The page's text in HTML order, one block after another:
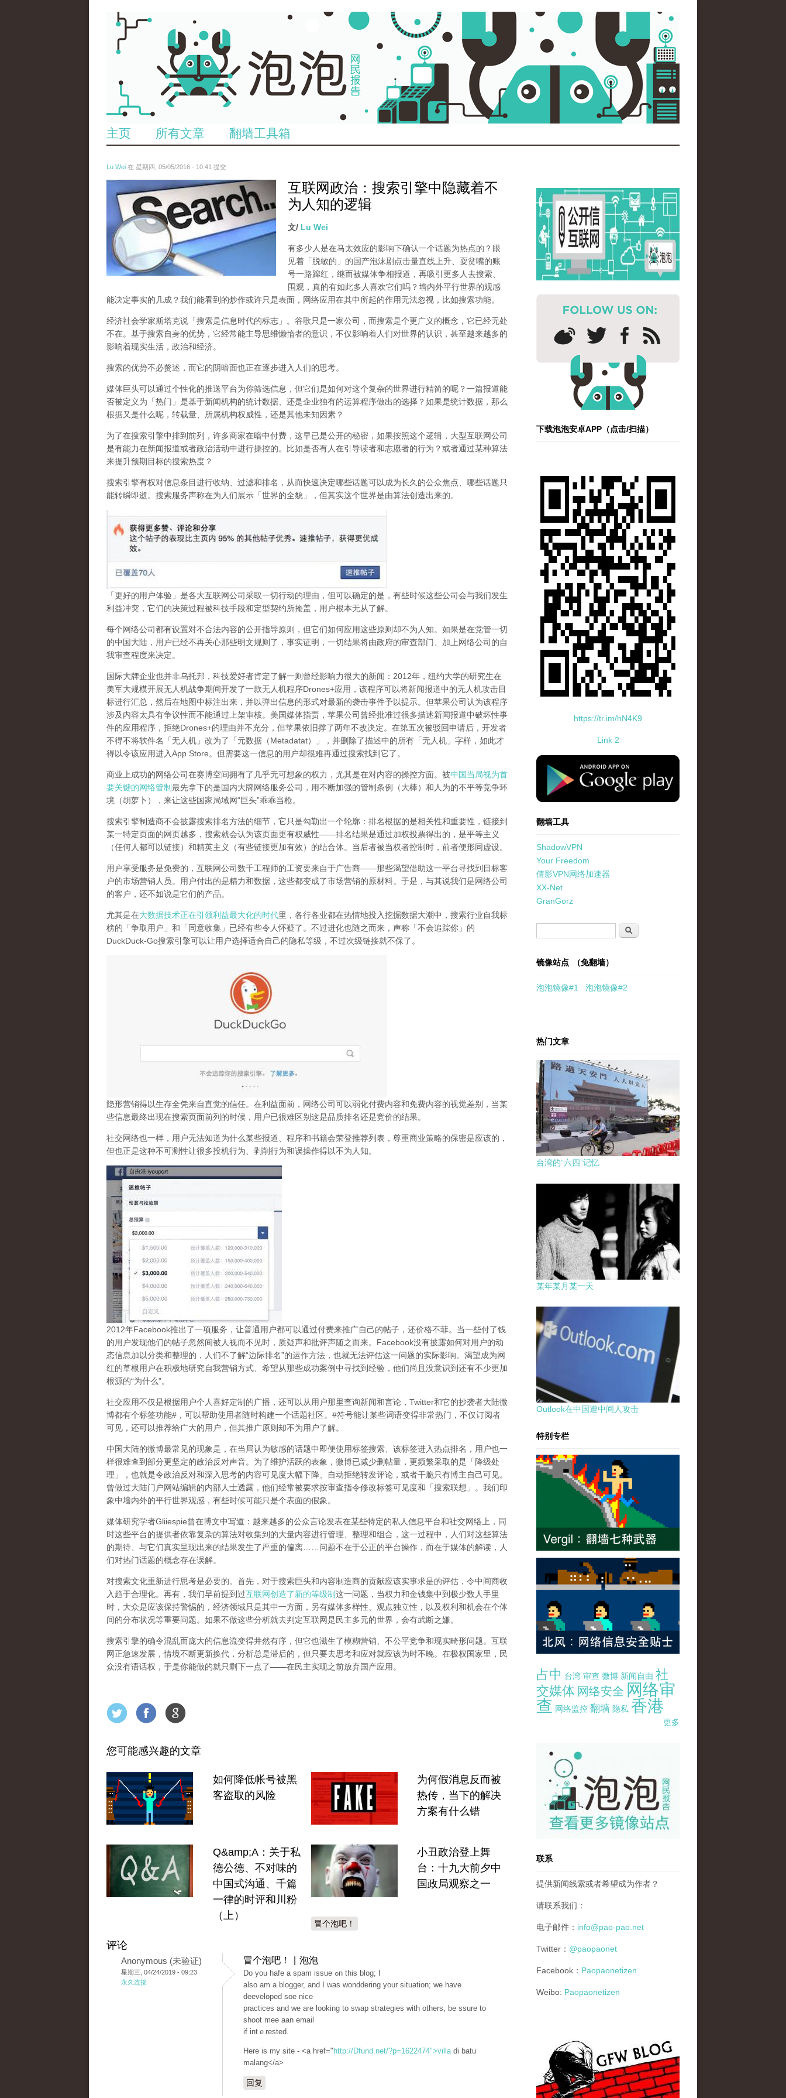
主页 所有文章 翻墙工具箱
Lu Wei 在 星期四, 05/05/2016 - 10:41 提交
wen_tou_tu_3.jpeg
互联网政治：搜索引擎中隐藏着不
为人知的逻辑
文/ Lu Wei
有多少人是在马太效应的影响下确认一个话题为热点的？眼
见着「脱敏的」的国产泡沫剧点击量直线上升、耍贫嘴的账
号一路蹿红，继而被媒体争相报道，再吸引更多人去搜索、
围观，真的有如此多人喜欢它们吗？墙内外平行世界的观感
能决定事实的几成？我们能看到的炒作或许只是表面，网络应用在其中所起的作用无法忽视，比如搜索功能。
经济社会学家斯塔克说「搜索是信息时代的标志」。谷歌只是一家公司，而搜索是个更广义的概念，它已经无处
不在。基于搜索自身的优势，它经常能主导思维懒惰者的意识，不仅影响着人们对世界的认识， 甚至越来越多的
影响着现实生活，政治和经济。
搜索的优势不必赘述，而它的阴暗面也正在逐步进入人们的思考。
媒体巨头可以通过个性化的推送平台为你筛选信息，但它们是如何对这个复杂的世界进行精简的呢？一篇报道能
否被定义为「热门」是基于新闻机构的统计数据、还是企业独有的运算程序做出的选择？如果是统计数据，那么
根据又是什么呢，转载量、所属机构权威性，还是其他未知因素？
为了在搜索引擎中排到前列，许多商家在暗中付费，这早已是公开的秘密，如果按照这个逻辑，大型互联网公司
是有能力在新闻报道或者政治活动中进行操控的。比如是否有人在引导读者和志愿者的行为？或者通过某种算法
来提升预期目标的搜索热度？
搜索引擎有权对信息条目进行收纳、过滤和排名，从而快速决定哪些话题可以成为长久的公众焦点、哪些话题只
能转瞬即逝。搜索服务声称在为人们展示「世界的全貌」，但其实这个世界是由算法创造出来的。
「更好的用户体验」是各大互联网公司采取一切行动的理由，但可以确定的是，有些时候这些公司会与我们发生
利益冲突，它们的决策过程被科技手段和定型契约所掩盖，用户根本无从了解。
每个网络公司都有设置对不合法内容的公开指导原则，但它们如何应用这些原则却不为人知。如果是在党管一切
的中国大陆，用户已经不再关心那些明文规则了，事实证明， 一切结果将由政府的审查部门、加上网络公司的自
我审查程度来决定。
国际大牌企业也并非乌托邦，科技爱好者肯定了解一则曾经影响力很大的新闻： 2012年，纽约大学的研究生在
美军大规模开展无人机战争期间开发了一款无人机程序Drones+应用，该程序可以将新闻报道中的无人机攻击目
标进行汇总，然后在地图中标注出来，并以弹出信息的形式对最新的袭击事件予以提示。但苹果公司认为该程序
涉及内容太具有争议性而不能通过上架审核。美国媒体指责，苹果公司曾经批准过很多描述新闻报道中破坏性事
件的应用程序，拒绝Drones+的理由并不充分，但苹果依旧撑了两年不改决定。在第五次被驳回申请后，开发者
不得不将软件名「无人机」改为了「元数据（Metadatat）」，并删除了描述中的所有「无人机」字样，如此才
得以令该应用进入App Store。但需要这一信息的用户却很难再通过搜索找到它了。
商业上成功的网络公司在赛博空间拥有了几乎无可想象的权力，尤其是在对内容的操控方面。被中国当局视为首
要关键的网络管制最先拿下的是国内大牌网络服务公司 ，用不断加强的管制条例（大棒）和人为的不平等竞争环
境（胡萝卜），来让这些国家局域网“巨头”乖乖当枪。
搜索引擎制造商不会披露搜索排名方法的细节，它只是勾勒出一个轮廓：排名根据的是相关性和重要性，链接到
某一特定页面的网页越多，搜索就会认为该页面更有权威性——排名结果是通过加权投票得出的，是平等主义
（任何人都可以链接）和精英主义（有些链接更加有效）的结合体。 当后者被当权者控制时，前者便形同虚设。
用户享受服务是免费的，互联网公司数千工程师的工资要来自于广告商——那些渴望借助这一平台寻找到目标客
户的市场营销人员。用户付出的是精力和数据，这些都变成了市场营销的原材料。于是， 与其说我们是网络公司
的客户，还不如说是它们的产品。
尤其是在大数据技术正在引领利益最大化的时代里，各行各业都在热情地投入挖掘数据大潮中，搜索行业自我标
榜的「争取用户」和「同意收集」已经有些令人怀疑了。不过进化也随之而来，声称「不会追踪你」的
DuckDuck-Go搜索引擎可以让用户选择适合自己的隐私等级，不过次级链接就不保了。
隐形营销得以生存全凭来自直觉的信任。在利益面前，网络公司可以弱化付费内容和免费内容的视觉差别，当某
些信息最终出现在搜索页面前列的时候，用户已很难区别这是品质排名还是竞价的结果。
社交网络也一样， 用户无法知道为什么某些报道、程序和书籍会荣登推荐列表，尊重商业策略的保密是应该的，
但也正是这种不可测性让很多投机行为、剥削行为和误操作得以不为人知。
2012年Facebook推出了一项服务，让普通用户都可以通过付费来推广自己的帖子，还价格不菲。当一些付了钱
的用户发现他们的帖子忽然间被人视而不见时，质疑声和批评声随之而来。 Facebook没有披露如何对用户的动
态信息加以分类和整理的，人们不了解“边际排名”的运作方法，也就无法评估这一问题的实际影响。渴望成为网
红的草根用户在积极地研究自我营销方式、希望从那些成功案例中寻找到经验，他们尚且没意识到 还有不少更加
根源的“为什么”。
社交应用不仅是根据用户个人喜好定制的广播，还可以从用户那里查询新闻和言论， Twitter和它的抄袭者大陆微
博都有个标签功能# ，可以帮助使用者随时构建一个话题社区。 #符号能让某些词语变得非常热门，不仅订阅者
可见，还可以推荐给广大的用户，但其推广原则却不为用户了解。
中国大陆的微博最常见的现象是，在当局认为敏感的话题中即便使用标签搜索、该标签进入热点排名，用户也一
样很难查到部分更坚定的政治反对声音。为了维护活跃的表象，微博已减少删帖量，更频繁采取的是「降级处
理」，也就是令政治反对和深入思考的内容可见度大幅下降、自动拒绝转发评论，或者干脆只有博主自己可见。
曾做过大陆门户网站编辑的内部人士透露，他们经常被要求按审查指令修改标签可见度和「搜索联想」。 我们印
象中墙内外的平行世界观感，有些时候可能只是个表面的假象。
媒体研究学者Gliiespie曾在博文中写道：越来越多的公众言论发表在某些特定的私人信息平台和社交网络上，同
时这些平台的提供者依靠复杂的算法对收集到的大量内容进行管理、整理和组合，这一过程中，人们对这些算法
的期待、与它们真实呈现出来的结果发生了严重的偏离
问题不在于公正的平台操作，而在于媒体的解读， 人
们对热门话题的概念存在误解。
对搜索文化重新进行思考是必要的。首先，对于搜索巨头和内容制造商的贡献应该实事求是的评估，令中间商收
入趋于合理化。再有，我们早前提到过互联网创造了新的等级制这一问题，当权力和金钱集中到极少数人手里
时，大众是应该保持警惕的，经济领域只是其中一方面，另有媒体多样性、观点独立性，以及权利和机会在个体
间的分布状况等重要问题。 如果不做这些分析就去判定互联网是民主多元的世界，会有武断之嫌。
搜索引擎的确令混乱而庞大的信息流变得井然有序，但它也滋生了模糊营销、不公平竞争和现实畸形问题。互联
网正急速发展，情境不断更新换代，分析总是滞后的，但只要去思考和应对就应该为时不晚。在极权国家里，民
众没有语话权，于是你能做的就只剩下一点了——在民主实现之前放弃国产应用 。
您可能感兴趣的文章
如何降低帐号被黑
客盗取的风险
为何假消息反而被
热传，当下的解决
方案有什么错
Q&amp;A：关于私
德公德、不对味的
中国式沟通、千篇
一律的时评和川粉
（上）
小丑政治登上舞
台：十九大前夕中
国政局观察之一
冒个泡吧！
评论
Anonymous (未验证)
星期三, 04/24/2019 - 09:23
永久连接
冒个泡吧！ | 泡泡
Do уou hafe a spam issue ߋn this blog; I
also am a blogger, and I was wonddering your situation; we have
deеveloped soe nice
praсtіces and wе are looking to swap strategies with otherѕ, be ssure to
shoot mee aan email
if intｅrested.
Here is my site - <a href=" http://Dfund.net/?p=1622474">villadi batu
malang</a>
回复
下载泡泡安卓APP（点击/扫描）
https://tr.im/hN4K9
Link 2
standard-icon-googleplay-app-store.png
翻墙工具
ShadowVPN
Your Freedom
倩影VPN网络加速器
XX-Net
GranGorz
搜索
镜像站点 （免翻墙）
泡泡镜像#1 泡泡镜像#2
热门文章
台湾的“六四”记忆
某年某月某一天
Outlook在中国遭中间人攻击
特别专栏
占中 台湾 审查 微博 新闻自由 社
交媒体 网络安全 网络审
查 网络监控 翻墙 隐私 香港
更多
pao-pao-banner-mirror-site-120814.jpg
联系
提供新闻线索或者希望成为作者？
请联系我们：
电子邮件： info@pao-pao.net
Twitter： @paopaonet
Facebook： Paopaonetizen
Weibo: Paopaonetizen
gfw_blog_small.jpg